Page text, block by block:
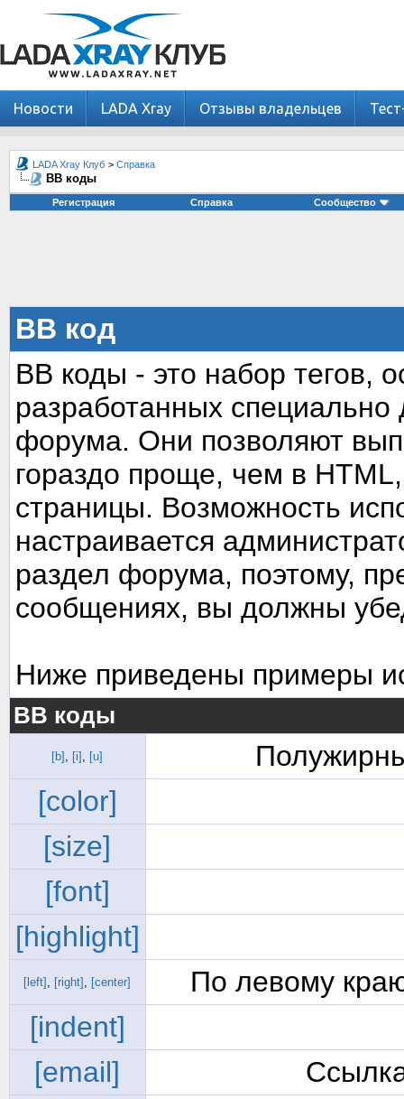
Новости LADA Xray Отзывы владельцев
LADA Xray Клуб > Справка
BB коды
Регистрация Справка Сообщество
BB код
BB коды - это набор тегов,
разработанных
форума. Они позволяют
гораздо проще, чем в
страницы. Возможность
настраивается
раздел форума, поэтому,
сообщениях, вы должны
Ниже приведены примеры
BB коды
[b] , [i] , [u]
[color]
[size]
[font]
[highlight]
[left] , [right] , [center]
По левому
[indent]
[email]